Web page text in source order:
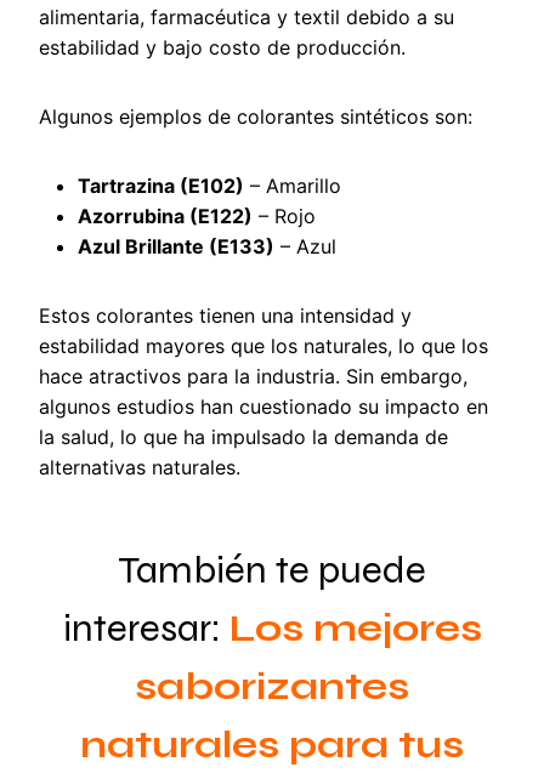
alimentaria, farmacéutica y textil debido a su
estabilidad y bajo costo de producción.
Algunos ejemplos de colorantes sintéticos son:
Tartrazina (E102) – Amarillo
Azorrubina (E122) – Rojo
Azul Brillante (E133) – Azul
Estos colorantes tienen una intensidad y
estabilidad mayores que los naturales, lo que los
hace atractivos para la industria. Sin embargo,
algunos estudios han cuestionado su impacto en
la salud, lo que ha impulsado la demanda de
alternativas naturales.
También te puede
interesar: Los mejores
saborizantes
naturales para tus